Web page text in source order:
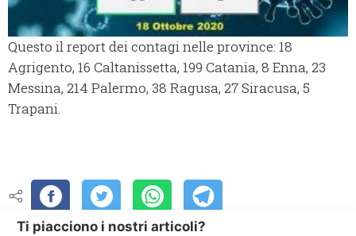
Questo il report dei contagi nelle province: 18
Agrigento, 16 Caltanissetta, 199 Catania, 8 Enna, 23
Messina, 214 Palermo, 38 Ragusa, 27 Siracusa, 5
Trapani.
Ti piacciono i nostri articoli?